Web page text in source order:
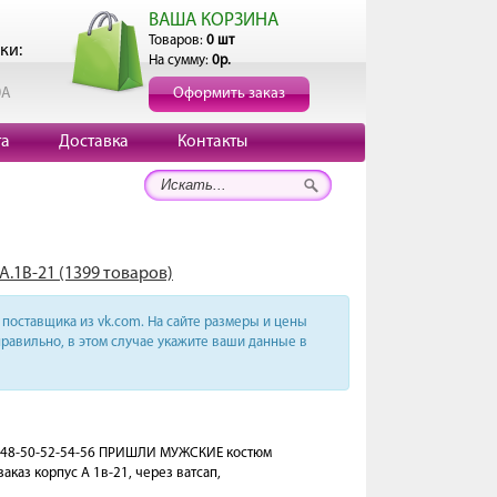
ВАША КОРЗИНА
Товаров: 0 шт
На сумму: 0р.
Оформить заказ
Доставка Контакты
21 (1399 товаров)
из vk.com. На сайте размеры и цены
в этом случае укажите ваши данные в
48-50-52-54-56 ПРИШЛИ МУЖСКИЕ костюм
корпус А 1в-21, через ватсап,